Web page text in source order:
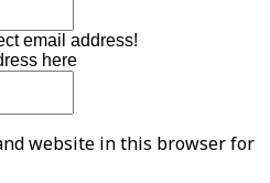
email address!
here
website in this browser for